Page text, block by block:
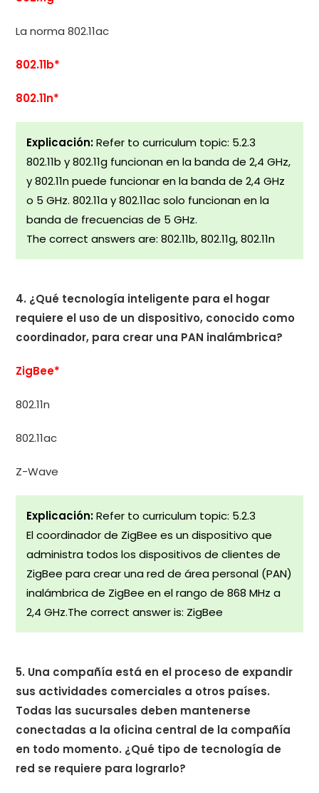
La norma 802.11ac
802.11b*
802.11n*
Explicación:Refer to curriculum topic: 5.2.3
802.11b y 802.11g funcionan en la banda de 2,4 GHz,
y 802.11n puede funcionar en la banda de 2,4 GHz
o 5 GHz. 802.11a y 802.11ac solo funcionan en la
banda de frecuencias de 5 GHz.
The correct answers are: 802.11b, 802.11g, 802.11n
4. ¿Qué tecnología inteligente para el hogar
requiere el uso de un dispositivo, conocido como
coordinador, para crear una PAN inalámbrica?
ZigBee*
802.11n
802.11ac
Z-Wave
Explicación:Refer to curriculum topic: 5.2.3
El coordinador de ZigBee es un dispositivo que
administra todos los dispositivos de clientes de
ZigBee para crear una red de área personal (PAN)
inalámbrica de ZigBee en el rango de 868 MHz a
2,4 GHz.The correct answer is: ZigBee
5. Una compañía está en el proceso de expandir
sus actividades comerciales a otros países.
Todas las sucursales deben mantenerse
conectadas a la oficina central de la compañía
en todo momento. ¿Qué tipo de tecnología de
red se requiere para lograrlo?